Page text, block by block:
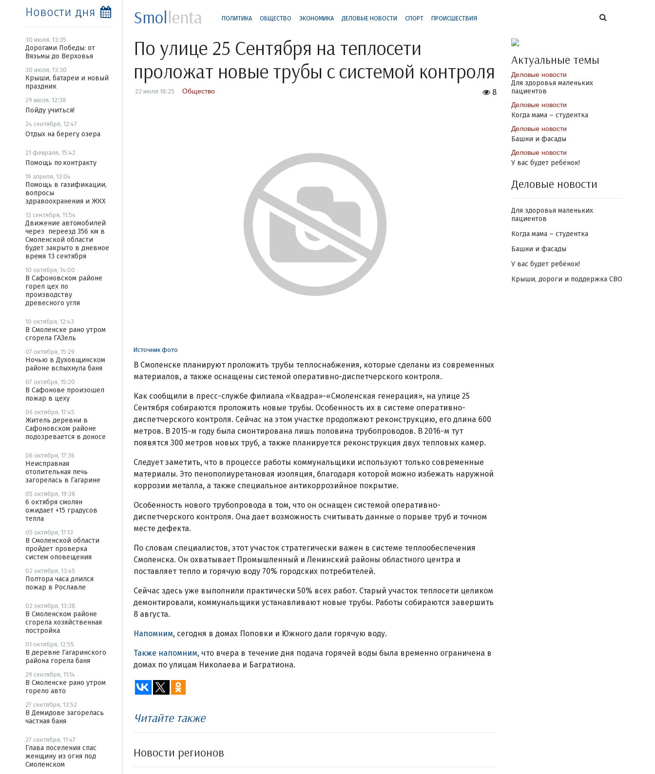
Новости дня
30 июля, 13:35
Дорогами Победы: от
Вязьмы до Верховья
30 июля, 13:30
Крыши, батареи и новый
праздник
29 июля, 12:38
Пойду учиться!
24 сентября, 12:47
Отдых на берегу озера
21 февраля, 15:42
Помощь по контракту
19 апреля, 13:04
Помощь в газификации,
вопросы
здравоохранения и ЖКХ
12 сентября, 11:54
Движение автомобилей
через переезд 356 км в
Смоленской области
будет закрыто в дневное
время 13 сентября
10 октября, 14:00
В Сафоновском районе
горел цех по
производству
древесного угля
10 октября, 12:43
В Смоленске рано утром
сгорела ГАЗель
07 октября, 15:29
Ночью в Духовщинском
районе вспыхнула баня
07 октября, 15:20
В Сафонове произошел
пожар в цеху
06 октября, 17:45
Житель деревни в
Сафоновском районе
подозревается в доносе
06 октября, 17:36
Неисправная
отопительная печь
загорелась в Гагарине
05 октября, 19:38
6 октября смолян
ожидает +15 градусов
тепла
05 октября, 17:13
В Смоленской области
пройдет проверка
систем оповещения
02 октября, 13:45
Полтора часа длился
пожар в Рославле
02 октября, 13:38
В Смоленском районе
сгорела хозяйственная
постройка
01 октября, 12:55
В деревне Гагаринского
района горела баня
29 сентября, 11:14
В Смоленске рано утром
горело авто
27 сентября, 13:52
В Демидове загорелась
частная баня
27 сентября, 11:47
Глава поселения спас
женщину из огня под
Смоленском
Smollenta ПОЛИТИКА ОБЩЕСТВО ЭКОНОМИКА ДЕЛОВЫЕ НОВОСТИ СПОРТ ПРОИСШЕСТВИЯ
По улице 25 Сентября на теплосети
проложат новые трубы с системой контроля
8
22 июля 18:25 Общество
Источник фото
В Смоленске планируют проложить трубы теплоснабжения, которые сделаны из современных
материалов, а также оснащены системой оперативно-диспетчерского контроля.
Как сообщили в пресс-службе филиала «Квадра»-«Смоленская генерация», на улице 25
Сентября собираются проложить новые трубы. Особенность их в системе оперативно-
диспетчерского контроля. Сейчас на этом участке продолжают реконструкцию, его длина 600
метров. В 2015-м году была смонтирована лишь половина трубопроводов. В 2016-м тут
появятся 300 метров новых труб, а также планируется реконструкция двух тепловых камер.
Следует заметить, что в процессе работы коммунальщики используют только современные
материалы. Это пенополиуретановая изоляция, благодаря которой можно избежать наружной
коррозии металла, а также специальное антикоррозийное покрытие.
Особенность нового трубопровода в том, что он оснащен системой оперативно-
диспетчерского контроля. Она дает возможность считывать данные о порыве труб и точном
месте дефекта.
По словам специалистов, этот участок стратегически важен в системе теплообеспечения
Смоленска. Он охватывает Промышленный и Ленинский районы областного центра и
поставляет тепло и горячую воду 70% городских потребителей.
Сейчас здесь уже выполнили практически 50% всех работ. Старый участок теплосети целиком
демонтировали, коммунальщики устанавливают новые трубы. Работы собираются завершить
8 августа.
Напомним, сегодня в домах Поповки и Южного дали горячую воду.
Также напомним, что вчера в течение дня подача горячей воды была временно ограничена в
домах по улицам Николаева и Багратиона.
Читайте также
Новости регионов
Актуальные темы
Деловые новости
Для здоровья маленьких
пациентов
Деловые новости
Когда мама – студентка
Деловые новости
Башни и фасады
Деловые новости
У вас будет ребёнок!
Деловые новости
Для здоровья маленьких
пациентов
Когда мама – студентка
Башни и фасады
У вас будет ребёнок!
Крыши, дороги и поддержка СВО